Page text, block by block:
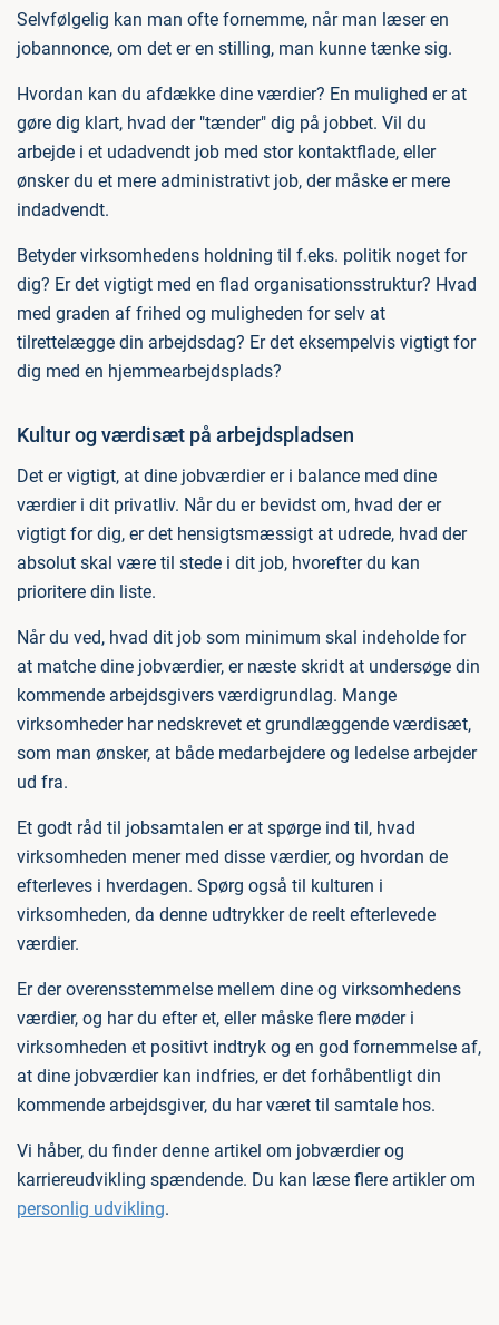
Selvfølgelig kan man ofte fornemme, når man læser en
jobannonce, om det er en stilling, man kunne tænke sig.
Hvordan kan du afdække dine værdier? En mulighed er at
gøre dig klart, hvad der "tænder" dig på jobbet. Vil du
arbejde i et udadvendt job med stor kontaktflade, eller
ønsker du et mere administrativt job, der måske er mere
indadvendt.
Betyder virksomhedens holdning til f.eks. politik noget for
dig? Er det vigtigt med en flad organisationsstruktur? Hvad
med graden af frihed og muligheden for selv at
tilrettelægge din arbejdsdag? Er det eksempelvis vigtigt for
dig med en hjemmearbejdsplads?
Kultur og værdisæt på arbejdspladsen
Det er vigtigt, at dine jobværdier er i balance med dine
værdier i dit privatliv. Når du er bevidst om, hvad der er
vigtigt for dig, er det hensigtsmæssigt at udrede, hvad der
absolut skal være til stede i dit job, hvorefter du kan
prioritere din liste.
Når du ved, hvad dit job som minimum skal indeholde for
at matche dine jobværdier, er næste skridt at undersøge din
kommende arbejdsgivers værdigrundlag. Mange
virksomheder har nedskrevet et grundlæggende værdisæt,
som man ønsker, at både medarbejdere og ledelse arbejder
ud fra.
Et godt råd til jobsamtalen er at spørge ind til, hvad
virksomheden mener med disse værdier, og hvordan de
efterleves i hverdagen. Spørg også til kulturen i
virksomheden, da denne udtrykker de reelt efterlevede
værdier.
Er der overensstemmelse mellem dine og virksomhedens
værdier, og har du efter et, eller måske flere møder i
virksomheden et positivt indtryk og en god fornemmelse af,
at dine jobværdier kan indfries, er det forhåbentligt din
kommende arbejdsgiver, du har været til samtale hos.
Vi håber, du finder denne artikel om jobværdier og
karriereudvikling spændende. Du kan læse flere artikler om
personlig udvikling.